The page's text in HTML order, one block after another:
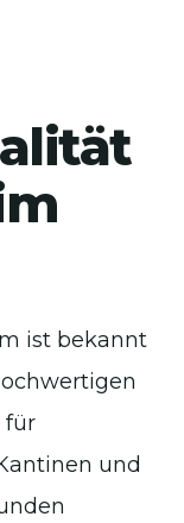
ist bekannt
für
und